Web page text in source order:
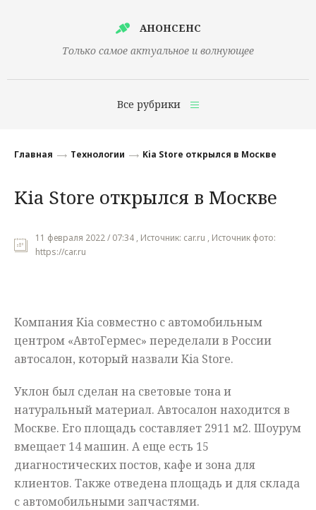
АНОНСЕНС
Только самое актуальное и волнующее
Все рубрики
Технологии
Культура
Мнения
Происшествия
Главная Технологии Kia Store открылся в Москве
Kia Store открылся в Москве
11 февраля 2022 / 07:34 , Источник: car.ru , Источник фото:
https://car.ru
Компания Kia совместно с автомобильным
центром «АвтоГермес» переделали в России
автосалон, который назвали Kia Store.
Уклон был сделан на световые тона и
натуральный материал. Автосалон находится в
Москве. Его площадь составляет 2911 м2. Шоурум
вмещает 14 машин. А еще есть 15
диагностических постов, кафе и зона для
клиентов. Также отведена площадь и для склада
с автомобильными запчастями.